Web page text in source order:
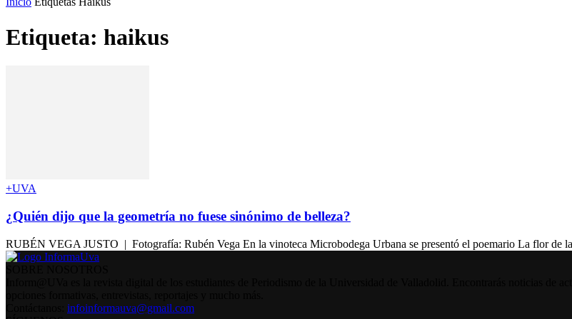
Etiqueta: haikus
+UVA
¿Quién dijo que la geometría no fuese sinónimo de belleza?
RUBÉN VEGA JUSTO | Fotografía: Rubén Vega En la vinoteca Microbodega Urbana se presentó el poemario La flor de
infoinformauva@gmail.com